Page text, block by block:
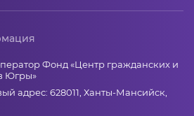
Фонд «Центр гражданских и
Югры»
адрес: 628011, Ханты-Мансийск,